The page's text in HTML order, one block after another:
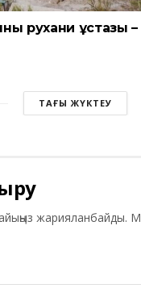
рухани ұстазы
ТАҒЫ ЖҮКТЕУ
жарияланбайды.